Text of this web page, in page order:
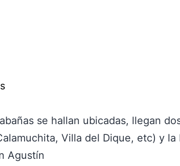
se hallan ubicadas, llegan
Villa del Dique, etc) y
Agustín